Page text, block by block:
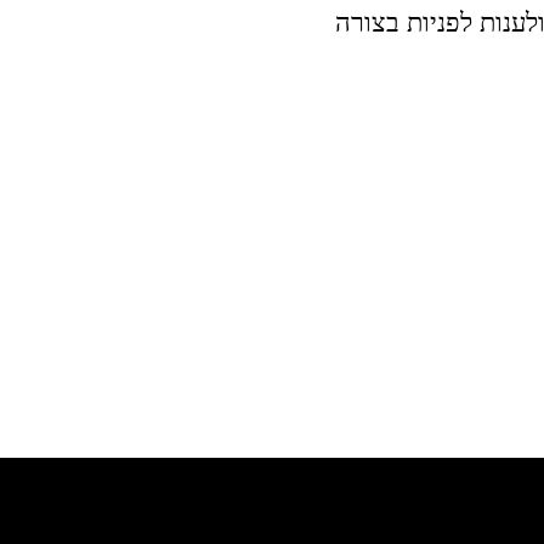
לפניות בצורה